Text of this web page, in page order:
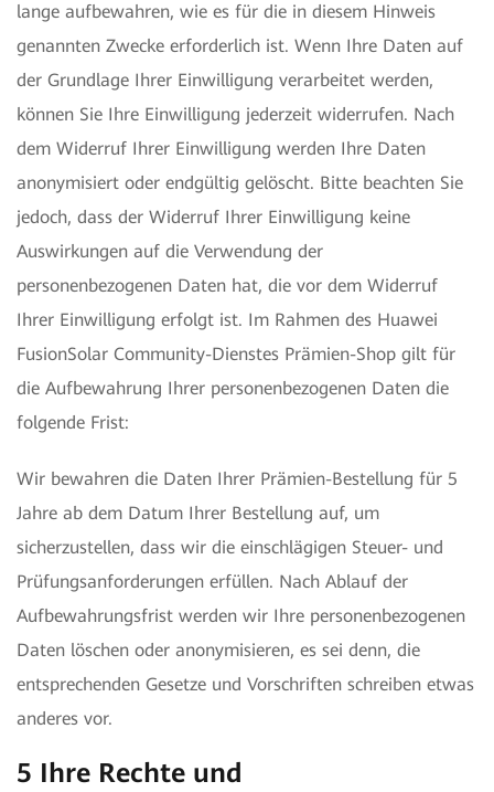
lange aufbewahren, wie es für die in diesem Hinweis
genannten Zwecke erforderlich ist. Wenn Ihre Daten auf
der Grundlage Ihrer Einwilligung verarbeitet werden,
können Sie Ihre Einwilligung jederzeit widerrufen. Nach
dem Widerruf Ihrer Einwilligung werden Ihre Daten
anonymisiert oder endgültig gelöscht. Bitte beachten Sie
jedoch, dass der Widerruf Ihrer Einwilligung keine
Auswirkungen auf die Verwendung der
personenbezogenen Daten hat, die vor dem Widerruf
Ihrer Einwilligung erfolgt ist. Im Rahmen des Huawei
FusionSolar Community-Dienstes Prämien-Shop gilt für
die Aufbewahrung Ihrer personenbezogenen Daten die
folgende Frist:
Wir bewahren die Daten Ihrer Prämien-Bestellung für 5
Jahre ab dem Datum Ihrer Bestellung auf, um
sicherzustellen, dass wir die einschlägigen Steuer- und
Prüfungsanforderungen erfüllen. Nach Ablauf der
Aufbewahrungsfrist werden wir Ihre personenbezogenen
Daten löschen oder anonymisieren, es sei denn, die
entsprechenden Gesetze und Vorschriften schreiben etwas
anderes vor.
5 Ihre Rechte und